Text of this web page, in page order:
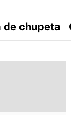
de chupeta